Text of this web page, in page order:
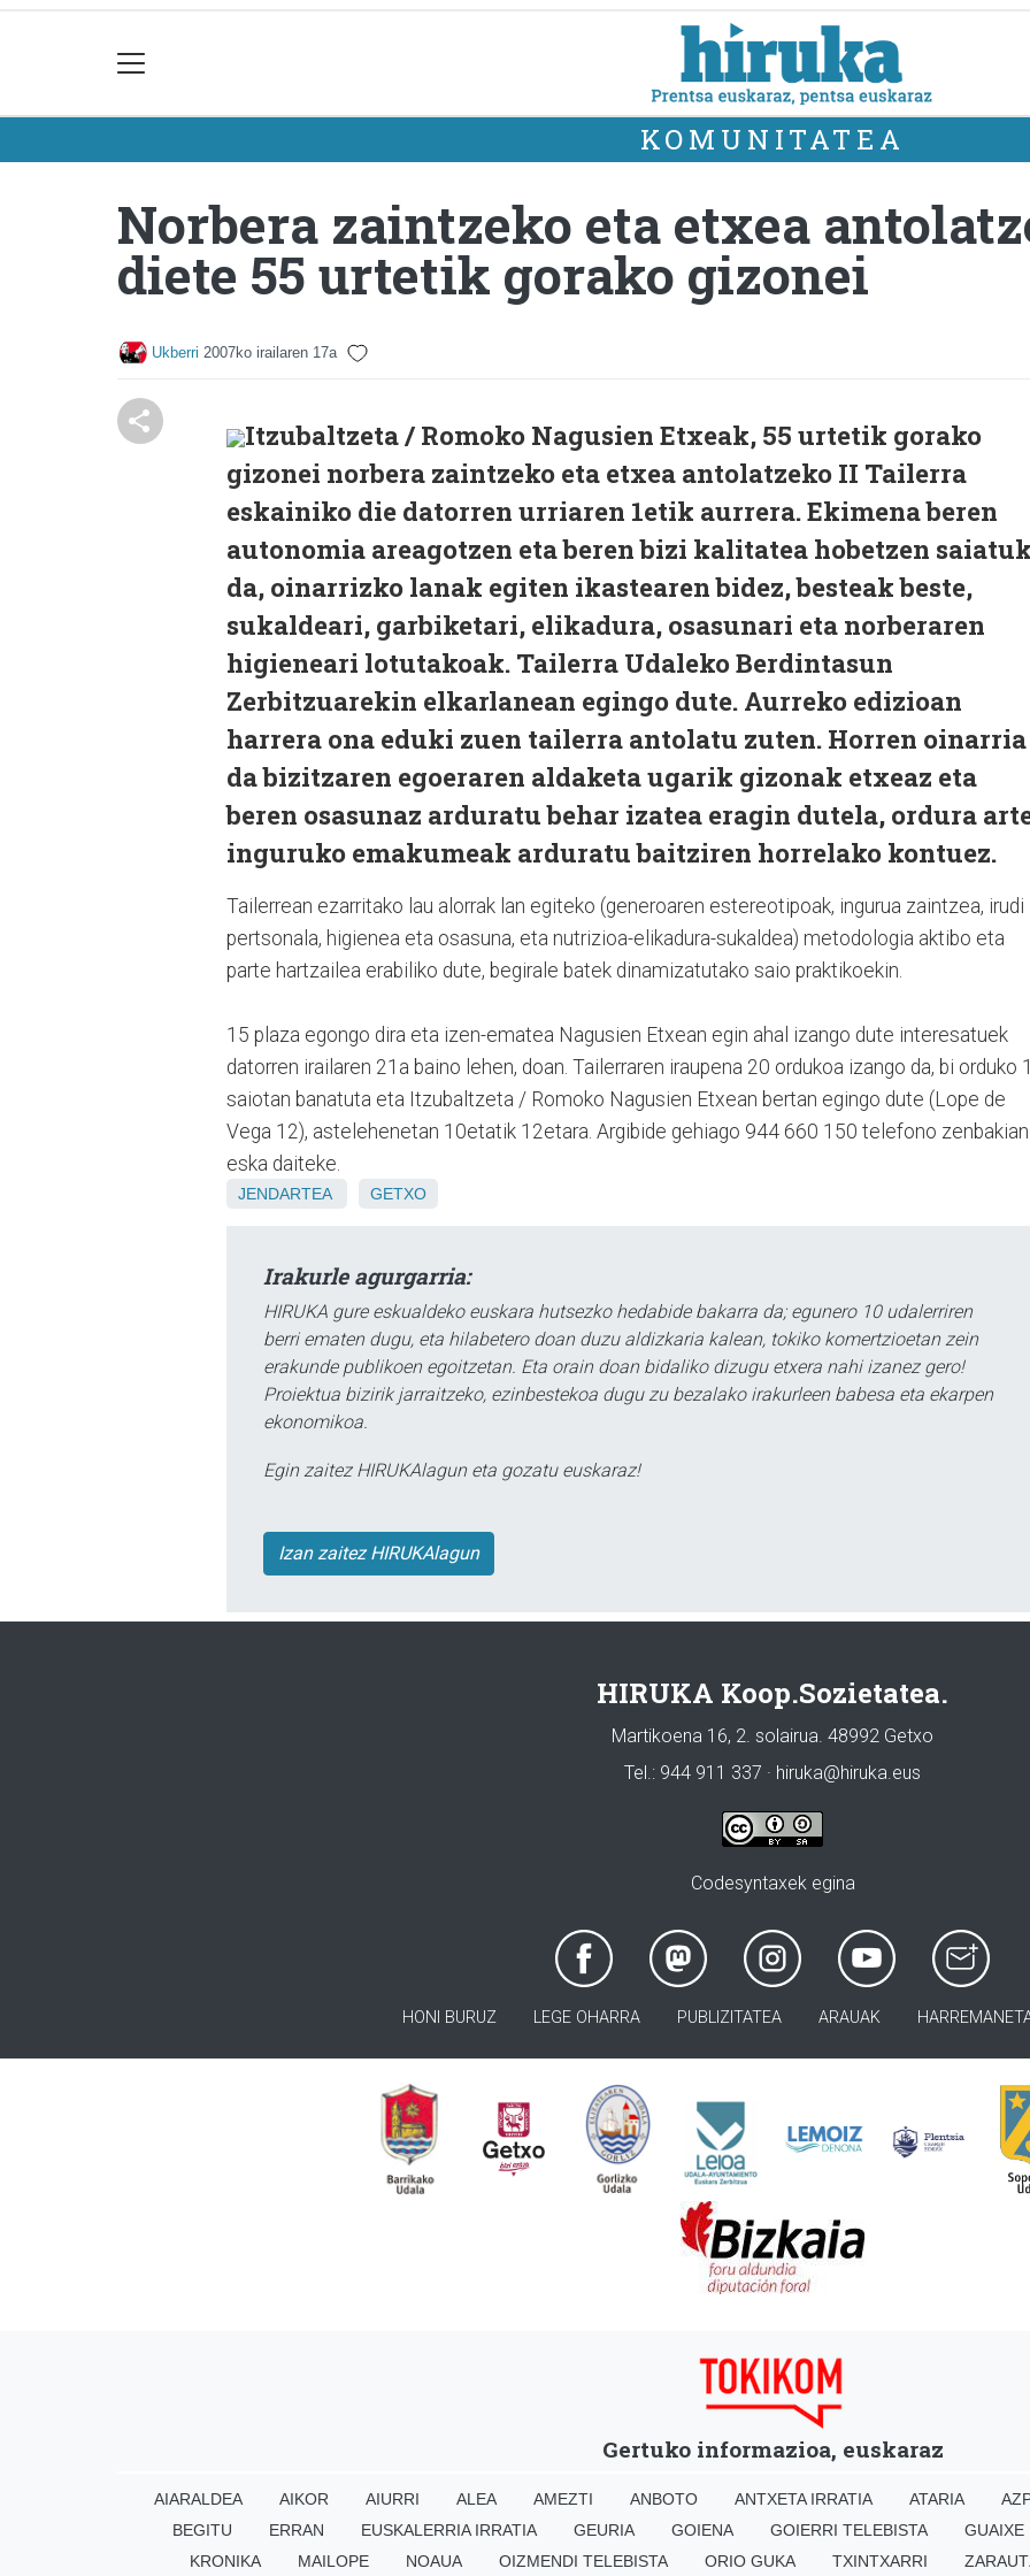
KOMUNITATEA
Norbera zaintzeko eta etxea
diete 55 urtetik gorako gizonei
Ukberri 2007ko irailaren 17a
Itzubaltzeta / Romoko Nagusien Etxeak, 55 urtetik gorako
gizonei norbera zaintzeko eta etxea antolatzeko II Tailerra
eskainiko die datorren urriaren 1etik aurrera. Ekimena beren
autonomia areagotzen eta beren bizi kalitatea hobetzen
da, oinarrizko lanak egiten ikastearen bidez, besteak beste,
sukaldeari, garbiketari, elikadura, osasunari eta norberaren
higieneari lotutakoak. Tailerra Udaleko Berdintasun
Zerbitzuarekin elkarlanean egingo dute. Aurreko edizioan
harrera ona eduki zuen tailerra antolatu zuten. Horren oinarria
da bizitzaren egoeraren aldaketa ugarik gizonak etxeaz eta
beren osasunaz arduratu behar izatea eragin dutela, ordura
inguruko emakumeak arduratu baitziren horrelako kontuez.
Tailerrean ezarritako lau alorrak lan egiteko (generoaren estereotipoak, ingurua zaintzea, irudi
pertsonala, higienea eta osasuna, eta nutrizioa-elikadura-sukaldea) metodologia aktibo eta
parte hartzailea erabiliko dute, begirale batek dinamizatutako saio praktikoekin.
15 plaza egongo dira eta izen-ematea Nagusien Etxean egin ahal izango dute interesatuek
datorren irailaren 21a baino lehen, doan. Tailerraren iraupena 20 ordukoa izango da, bi orduko
saiotan banatuta eta Itzubaltzeta / Romoko Nagusien Etxean bertan egingo dute (Lope de
Vega 12), astelehenetan 10etatik 12etara. Argibide gehiago 944 660 150 telefono zenbakian
eska daiteke.
JENDARTEA GETXO
Irakurle agurgarria:
HIRUKA gure eskualdeko euskara hutsezko hedabide bakarra da; egunero 10 udalerriren
berri ematen dugu, eta hilabetero doan duzu aldizkaria kalean, tokiko komertzioetan zein
erakunde publikoen egoitzetan. Eta orain doan bidaliko dizugu etxera nahi izanez gero!
Proiektua bizirik jarraitzeko, ezinbestekoa dugu zu bezalako irakurleen babesa eta ekarpen
ekonomikoa.
Egin zaitez HIRUKAlagun eta gozatu euskaraz!
Izan zaitez HIRUKAlagun
HIRUKA Koop.Sozietatea.
Martikoena 16, 2. solairua. 48992 Getxo
Tel.: 944 911 337 · hiruka@hiruka.eus
Codesyntaxek egina
HONI BURUZ LEGE OHARRA PUBLIZITATEA ARAUAK
Gertuko informazioa, euskaraz
AIARALDEA AIKOR AIURRI ALEA AMEZTI ANBOTO ANTXETA IRRATIA ATARIA
BEGITU
ERRAN EUSKALERRIA IRRATIA GEURIA GOIENA GOIERRI TELEBISTA
GUAIXE
KRONIKA
MAILOPE NOAUA OIZMENDI TELEBISTA ORIO GUKA TXINTXARRI